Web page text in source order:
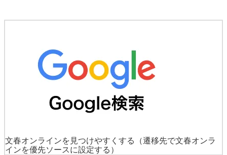
文春オンラインを見つけやすくする
（遷移先で文春オンラ
インを優先ソースに設定する）